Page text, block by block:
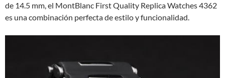
de 14.5 mm, el MontBlanc First Quality Replica Watches 4362
es una combinación perfecta de estilo y funcionalidad.